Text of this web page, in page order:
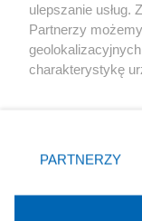
X
ulepszanie usług.
Partnerzy
charakterystykę
zmienić/wycofać
znajdujący się w
rodzaje
użytkownika, ale
PARTNERZY